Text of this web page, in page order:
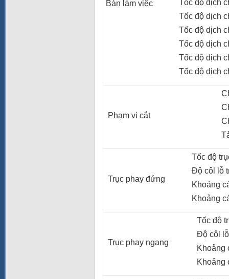
Bàn làm việc
Tốc độ dịch
Tốc độ dịch
Tốc độ dịch
Tốc độ dịch
Tốc độ dịch
Tốc độ dịch
Phạm vi cắt
Trục phay đứng
Tốc độ
Độ côl lỗ
Khoảng
Khoảng
Trục phay ngang
Tốc độ
Độ côl
Khoảng
Khoảng